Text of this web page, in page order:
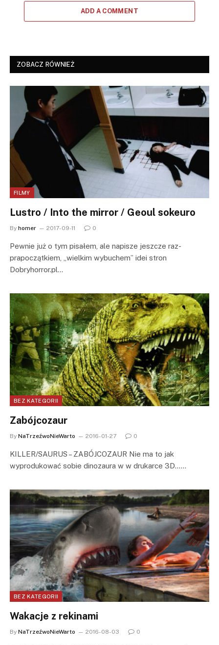
ADD A COMMENT
ZOBACZ RÓWNIEŻ
FILMY
Lustro / Into the mirror / Geoul sokeuro
By homer 2017-09-11 0
Pewnie już o tym pisałem, ale napisze jeszcze raz-
prapoczątkiem, „wielkim wybuchem” idei stron
Dobryhorror.pl…
BEZ KATEGORII
Zabójcozaur
By NaTrzeźwoNieWarto 2016-01-27 0
KILLER/SAURUS – ZABÓJCOZAUR Nie ma to jak
wyprodukować sobie dinozaura w w drukarce 3D……
BEZ KATEGORII
Wakacje z rekinami
By NaTrzeźwoNieWarto 2016-08-03 0